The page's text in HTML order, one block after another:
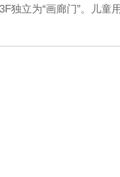
独立为“画廊门”。儿童